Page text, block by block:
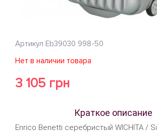
Артикул Eb39030 998-50
Нет в наличии товара
3 105 грн
Краткое описание
Enrico Benetti серебристый WICHITA /